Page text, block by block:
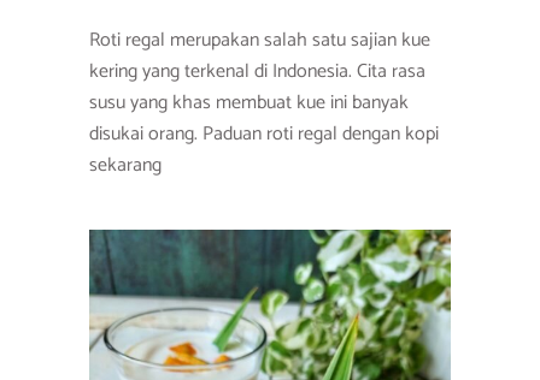
Roti regal merupakan salah satu sajian kue
kering yang terkenal di Indonesia. Cita rasa
susu yang khas membuat kue ini banyak
disukai orang. Paduan roti regal dengan kopi
sekarang